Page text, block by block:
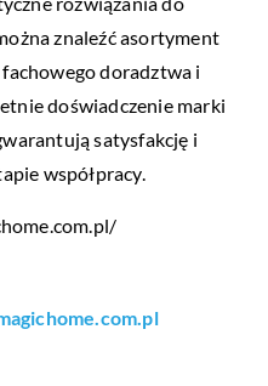
znaleźć asortyment
doradztwa i
doświadczenie marki
satysfakcję i
współpracy.